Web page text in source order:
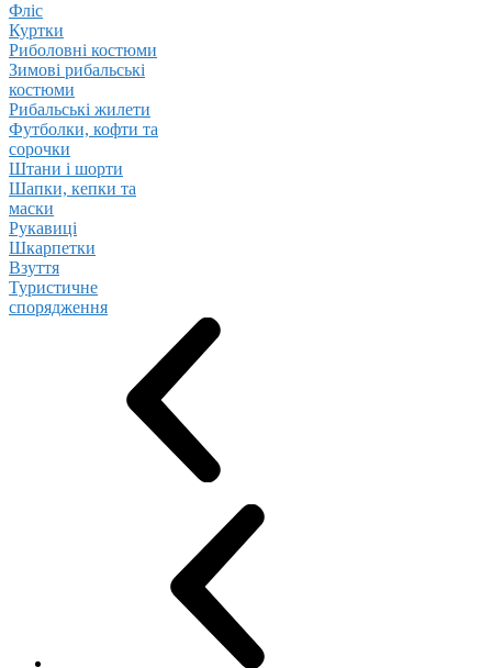
Фліс
Куртки
Риболовні костюми
Зимові рибальські
костюми
Рибальські жилети
Футболки, кофти та
сорочки
Штани і шорти
Шапки, кепки та
маски
Рукавиці
Шкарпетки
Взуття
Туристичне
спорядження